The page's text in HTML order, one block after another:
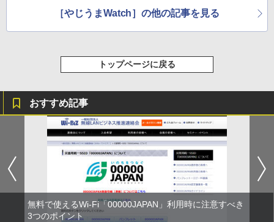
［やじうまWatch］の他の記事を見る
トップページに戻る
おすすめ記事
無料で使えるWi-Fi「00000JAPAN」利用時に注意すべき
3つのポイント